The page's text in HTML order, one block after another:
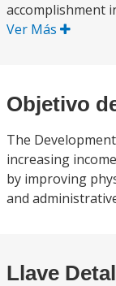
accomplishment
Ver Más
Objetivo
The
increasing
by improving
and
Llave